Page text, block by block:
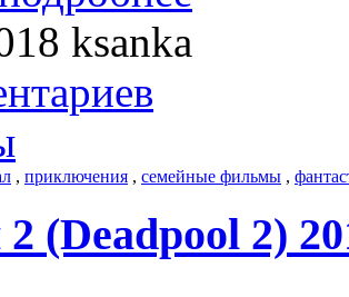
ksanka
, приключения , семейные фильмы ,
(Deadpool 2)